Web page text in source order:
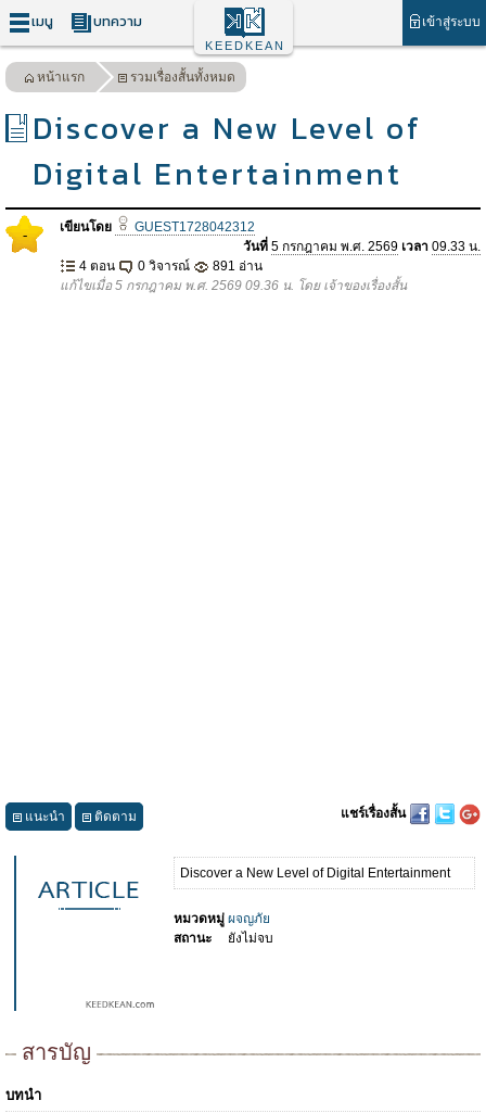
เมนู บทความ เข้าสู่ระบบ
KEEDKEAN
หน้าแรก รวมเรื่องสั้นทั้งหมด
Discover a New Level of
Digital Entertainment
- เขียนโดย
GUEST1728042312
วันที่ 5 กรกฎาคม พ.ศ. 2569 เวลา 09.33 น.
4 ตอน
0 วิจารณ์
891 อ่าน
แก้ไขเมื่อ 5 กรกฎาคม พ.ศ. 2569 09.36 น. โดย เจ้าของเรื่องสั้น
แนะนำ ติดตาม แชร์เรื่องสั้น
Discover a New Level of Digital Entertainment
หมวดหมู่ ผจญภัย
สถานะ
ยังไม่จบ
สารบัญ
บทนำ